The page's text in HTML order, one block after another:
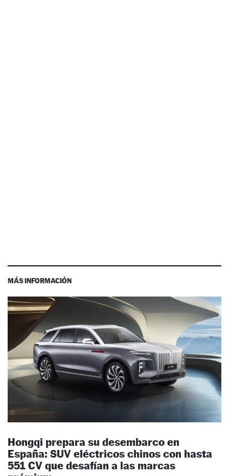
MÁS INFORMACIÓN
Hongqi prepara su desembarco en
España: SUV eléctricos chinos con hasta
551 CV que desafían a las marcas